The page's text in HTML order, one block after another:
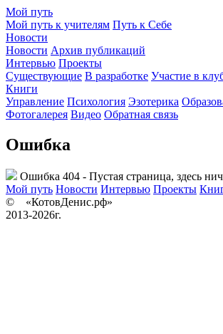
Мой путь
Мой путь к учителям Путь к Себе
Новости
Новости Архив публикаций
Интервью Проекты
Существующие В разработке Участие в
Книги
Управление Психология Эзотерика
Фотогалерея Видео Обратная связь
Ошибка
Ошибка 404 - Пустая страница, здесь
Мой путь Новости Интервью Проекты
© «КотовДенис.рф»
2013-2026г.